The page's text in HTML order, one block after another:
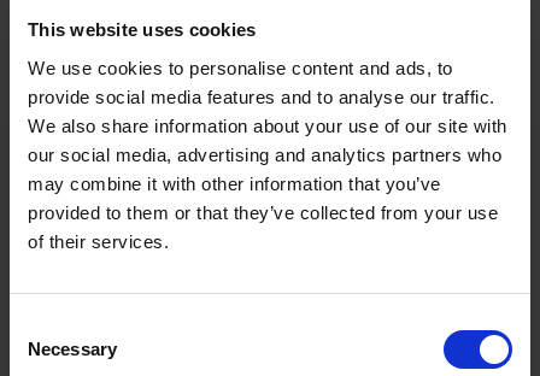
This website uses cookies
We use cookies to personalise content and ads, to
provide social media features and to analyse our traffic.
We also share information about your use of our site with
our social media, advertising and analytics partners who
may combine it with other information that you’ve
provided to them or that they’ve collected from your use
of their services.
Selection
Necessary
Sportarten Wander- & Bergtour
Schwierigkeit Schwer
Startpunkt Lermoos Kirchplatz
Endpunkt Bildstöckle